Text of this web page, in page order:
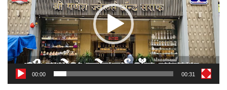
00:00 00:31